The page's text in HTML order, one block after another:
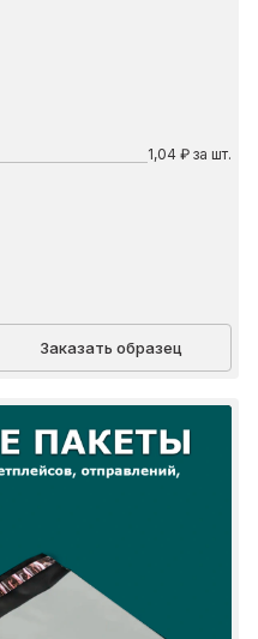
1,04 ₽ за шт.
Заказать образец